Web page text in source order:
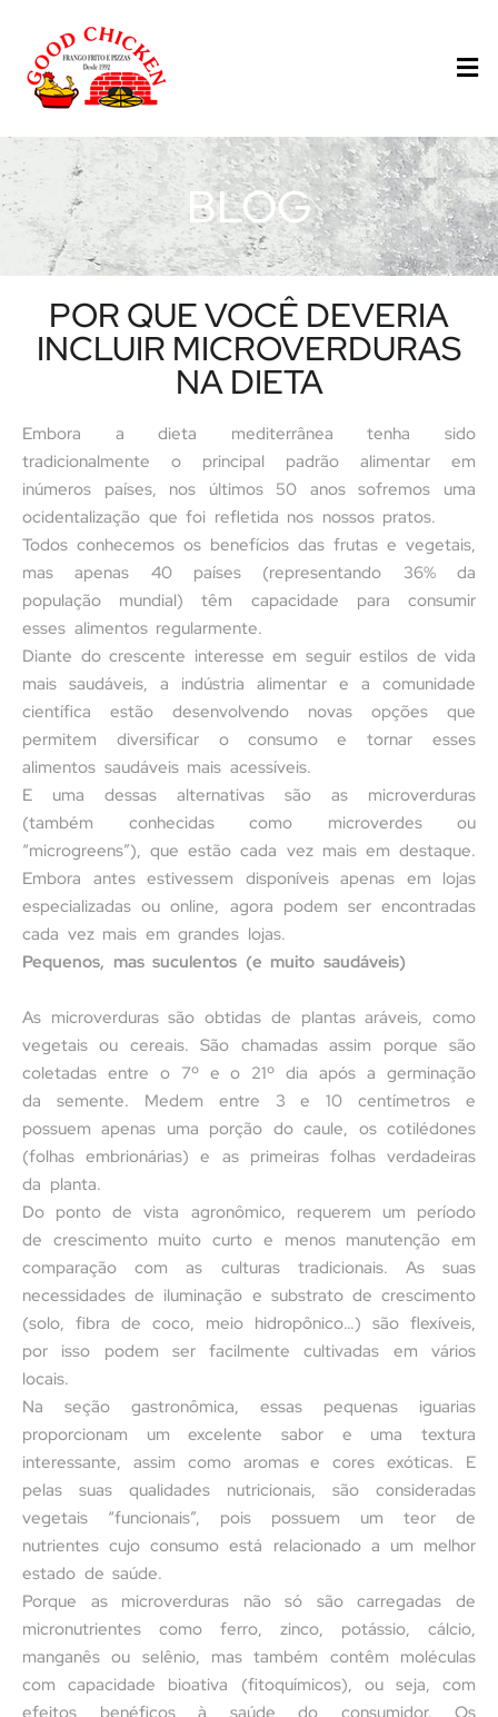
BLOG
POR QUE VOCÊ DEVERIA
INCLUIR MICROVERDURAS
NA DIETA
Embora a dieta mediterrânea tenha sido
tradicionalmente o principal padrão alimentar em
inúmeros países, nos últimos 50 anos sofremos uma
ocidentalização que foi refletida nos nossos pratos.
Todos conhecemos os benefícios das frutas e vegetais,
mas apenas 40 países (representando 36% da
população mundial) têm capacidade para consumir
esses alimentos regularmente.
Diante do crescente interesse em seguir estilos de vida
mais saudáveis, a indústria alimentar e a comunidade
científica estão desenvolvendo novas opções que
permitem diversificar o consumo e tornar esses
alimentos saudáveis mais acessíveis.
E uma dessas alternativas são as microverduras
(também conhecidas como microverdes ou
“microgreens”), que estão cada vez mais em destaque.
Embora antes estivessem disponíveis apenas em lojas
especializadas ou online, agora podem ser encontradas
cada vez mais em grandes lojas.
Pequenos, mas suculentos (e muito saudáveis)
As microverduras são obtidas de plantas aráveis, como
vegetais ou cereais. São chamadas assim porque são
coletadas entre o 7º e o 21º dia após a germinação
da semente. Medem entre 3 e 10 centímetros e
possuem apenas uma porção do caule, os cotilédones
(folhas embrionárias) e as primeiras folhas verdadeiras
da planta.
Do ponto de vista agronômico, requerem um período
de crescimento muito curto e menos manutenção em
comparação com as culturas tradicionais. As suas
necessidades de iluminação e substrato de crescimento
(solo, fibra de coco, meio hidropônico…) são flexíveis,
por isso podem ser facilmente cultivadas em vários
locais.
Na seção gastronômica, essas pequenas iguarias
proporcionam um excelente sabor e uma textura
interessante, assim como aromas e cores exóticas. E
pelas suas qualidades nutricionais, são consideradas
vegetais “funcionais”, pois possuem um teor de
nutrientes cujo consumo está relacionado a um melhor
estado de saúde.
Porque as microverduras não só são carregadas de
micronutrientes como ferro, zinco, potássio, cálcio,
manganês ou selênio, mas também contêm moléculas
com capacidade bioativa (fitoquímicos), ou seja, com
efeitos benéficos à saúde do consumidor. Os